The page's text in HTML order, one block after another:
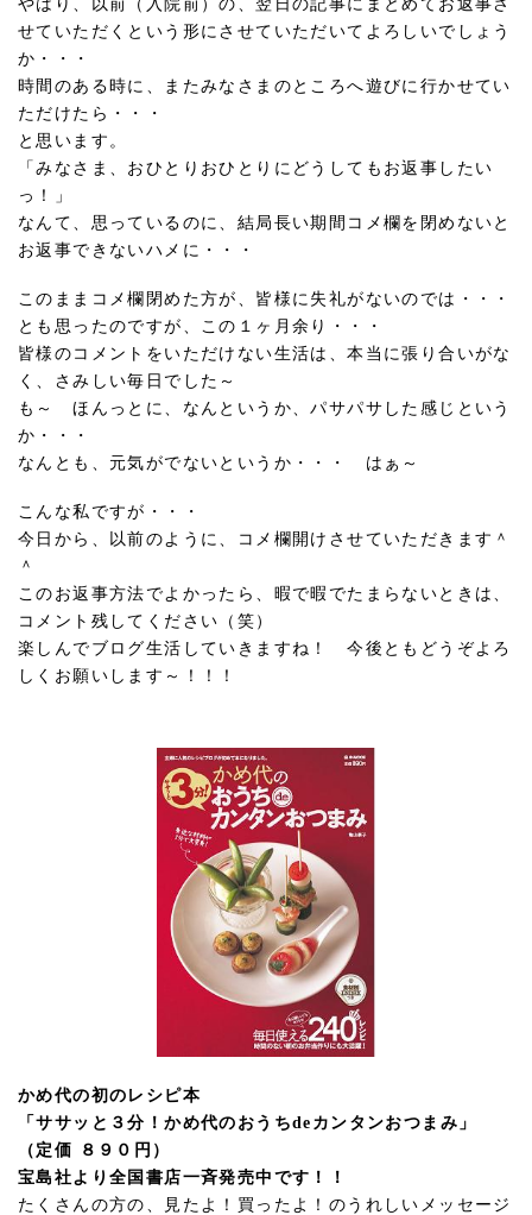
やはり、以前（入院前）の、翌日の記事にまとめてお返事さ
せていただくという形にさせていただいてよろしいでしょう
か・・・
時間のある時に、またみなさまのところへ遊びに行かせてい
ただけたら・・・
と思います。
「みなさま、おひとりおひとりにどうしてもお返事したい
っ！」
なんて、思っているのに、結局長い期間コメ欄を閉めないと
お返事できないハメに・・・
このままコメ欄閉めた方が、皆様に失礼がないのでは・・・
とも思ったのですが、この１ヶ月余り・・・
皆様のコメントをいただけない生活は、本当に張り合いがな
く、さみしい毎日でした～
も～ ほんっとに、なんというか、パサパサした感じという
か・・・
なんとも、元気がでないというか・・・ はぁ～
こんな私ですが・・・
今日から、以前のように、コメ欄開けさせていただきます＾
＾
このお返事方法でよかったら、暇で暇でたまらないときは、
コメント残してください（笑）
楽しんでブログ生活していきますね！ 今後ともどうぞよろ
しくお願いします～！！！
かめ代の初のレシピ本
「ササッと３分！かめ代のおうちdeカンタンおつまみ」
（定価 ８９０円）
宝島社より全国書店一斉発売中です！！
たくさんの方の、見たよ！買ったよ！のうれしいメッセージ